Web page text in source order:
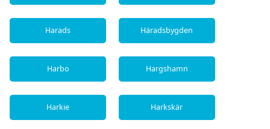
Harads Häradsbygden
Harbo Hargshamn
Harkie Harkskär